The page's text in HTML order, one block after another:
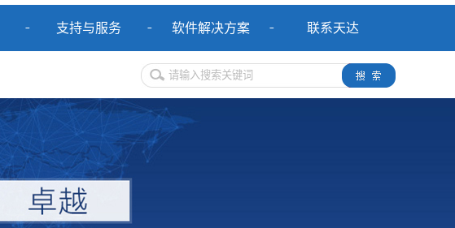
支持与服务 软件解决方案
TD-HIS型城镇智慧供热信息系统
MES系统
能源管理系统
联系天达